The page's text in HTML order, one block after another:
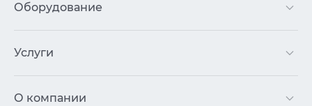
Оборудование
Услуги
О компании